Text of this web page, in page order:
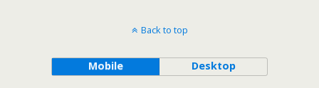
Back to top
Mobile Desktop